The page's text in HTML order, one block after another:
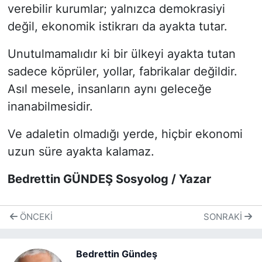
verebilir kurumlar; yalnızca demokrasiyi
değil, ekonomik istikrarı da ayakta tutar.
Unutulmamalıdır ki bir ülkeyi ayakta tutan
sadece köprüler, yollar, fabrikalar değildir.
Asıl mesele, insanların aynı geleceğe
inanabilmesidir.
Ve adaletin olmadığı yerde, hiçbir ekonomi
uzun süre ayakta kalamaz.
Bedrettin GÜNDEŞ Sosyolog / Yazar
ÖNCEKI SONRAKI
Bedrettin Gündeş